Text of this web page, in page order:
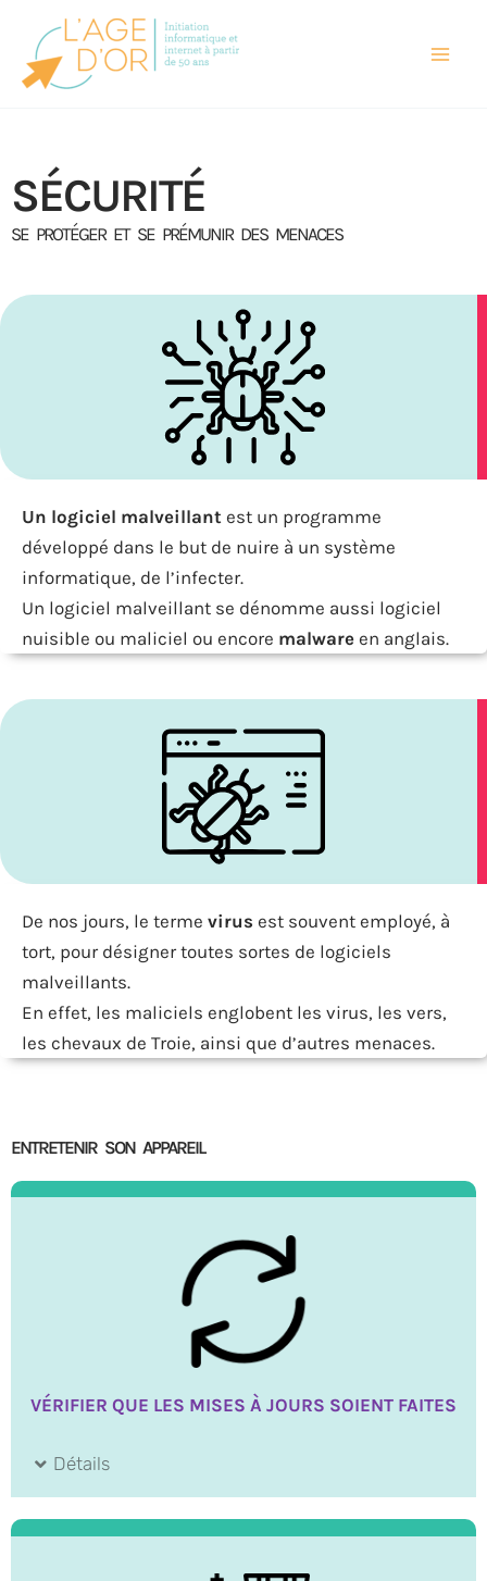
contenu
SÉCURITÉ
SE PROTÉGER ET SE PRÉMUNIR DES MENACES
Un logiciel malveillant est un programme
développé dans le but de nuire à un système
informatique, de l’infecter.
Un logiciel malveillant se dénomme aussi logiciel
nuisible ou maliciel ou encore malware en anglais.
De nos jours, le terme virus est souvent employé, à
tort, pour désigner toutes sortes de logiciels
malveillants.
En effet, les maliciels englobent les virus, les vers,
les chevaux de Troie, ainsi que d’autres menaces.
ENTRETENIR SON APPAREIL
VÉRIFIER QUE LES MISES À JOURS SOIENT FAITES
Détails